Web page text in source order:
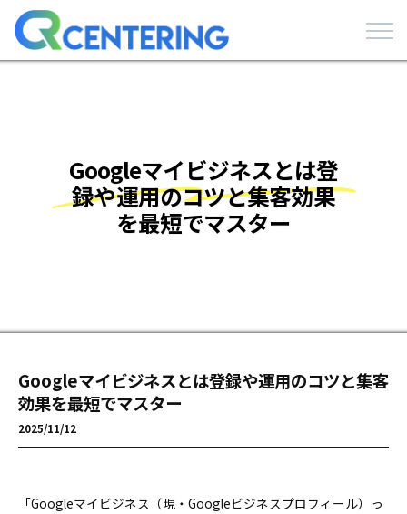
Googleマイビジネスとは登
録や運用のコツと集客効果
を最短でマスター
Googleマイビジネスとは登録や運用のコツと集客
効果を最短でマスター
2025/11/12
「Googleマイビジネス（現・Googleビジネスプロフィール）っ